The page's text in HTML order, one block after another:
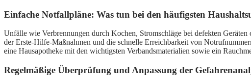
Einfache Notfallpläne: Was tun bei den häufigsten
Unfälle wie Verbrennungen durch Kochen, Stromschläge bei defekten
der Erste-Hilfe-Maßnahmen und die schnelle Erreichbarkeit von
eine Hausapotheke mit den wichtigsten Verbandsmaterialien sowie ein
Regelmäßige Überprüfung und Anpassung der